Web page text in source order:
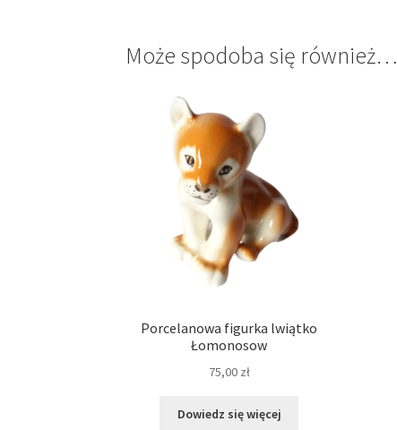
Może spodoba się również…
Porcelanowa figurka lwiątko
Łomonosow
75,00 zł
Dowiedz się więcej